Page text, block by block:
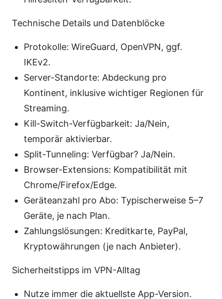
Technische Details und Datenblöcke
Protokolle: WireGuard, OpenVPN, ggf.
IKEv2.
Server-Standorte: Abdeckung pro
Kontinent, inklusive wichtiger Regionen für
Streaming.
Kill-Switch-Verfügbarkeit: Ja/Nein,
temporär aktivierbar.
Split-Tunneling: Verfügbar? Ja/Nein.
Browser-Extensions: Kompatibilität mit
Chrome/Firefox/Edge.
Geräteanzahl pro Abo: Typischerweise 5–7
Geräte, je nach Plan.
Zahlungslösungen: Kreditkarte, PayPal,
Kryptowährungen (je nach Anbieter).
Sicherheitstipps im VPN-Alltag
Nutze immer die aktuellste App-Version.